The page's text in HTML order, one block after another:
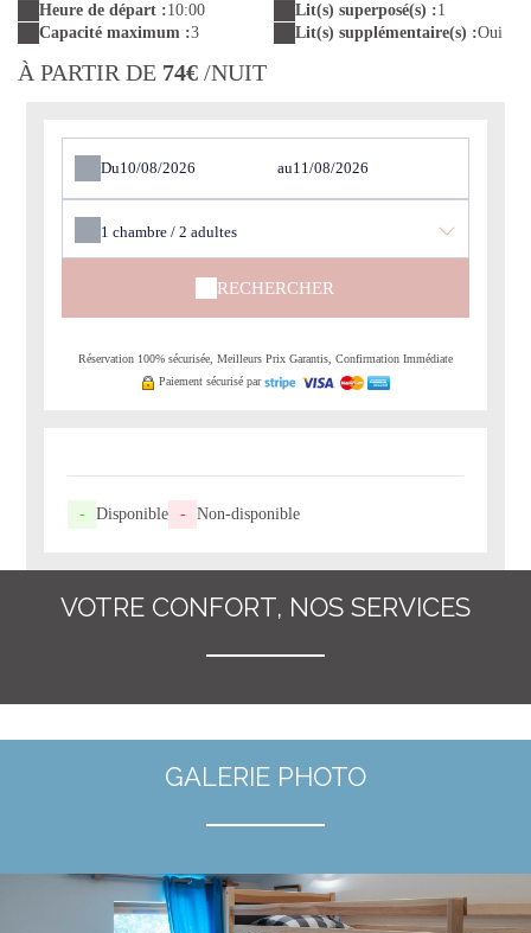
Heure de départ :10:00
Capacité maximum :3
Lit(s) superposé(s) :1
Lit(s) supplémentaire(s) :Oui
À PARTIR DE 74€ /NUIT
Du au
1chambre /2adultes
RECHERCHER
Réservation 100% sécurisée, Meilleurs Prix Garantis, Confirmation Immédiate
Paiement sécurisé par
- Disponible - Non-disponible
VOTRE CONFORT, NOS SERVICES
GALERIE PHOTO